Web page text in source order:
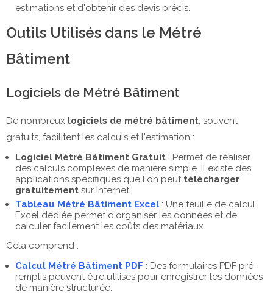
estimations et d'obtenir des devis précis.
Outils Utilisés dans le Métré
Bâtiment
Logiciels de Métré Bâtiment
De nombreux logiciels de métré bâtiment, souvent
gratuits, facilitent les calculs et l'estimation :
Logiciel Métré Bâtiment Gratuit : Permet de réaliser
des calculs complexes de manière simple. Il existe des
applications spécifiques que l'on peut télécharger
gratuitement sur Internet.
Tableau Métré Bâtiment Excel : Une feuille de calcul
Excel dédiée permet d'organiser les données et de
calculer facilement les coûts des matériaux.
Cela comprend :
Calcul Métré Bâtiment PDF : Des formulaires PDF pré-
remplis peuvent être utilisés pour enregistrer les données
de manière structurée.